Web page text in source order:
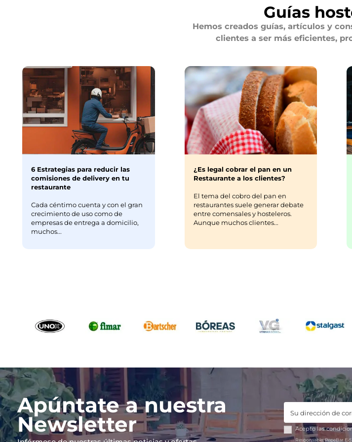
Guías
Hemos creados guías, artículos y
clientes a ser más eficientes,
6 Estrategias para reducir las
comisiones de delivery en tu
restaurante
Cada céntimo cuenta y con el gran
crecimiento de uso como de
empresas de entrega a domicilio,
muchos...
¿Es legal cobrar el pan en un
Restaurante a los clientes?
El tema del cobro del pan en
restaurantes suele generar debate
entre comensales y hosteleros.
Aunque muchos clientes...
Apúntate a nuestra
Newsletter Acepto las
Responsable:PepeBar E-